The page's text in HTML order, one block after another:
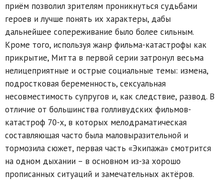
приём позволил зрителям проникнуться судьбами
героев и лучше понять их характеры, дабы
дальнейшее сопереживание было более сильным.
Кроме того, используя жанр фильма-катастрофы как
прикрытие, Митта в первой серии затронул весьма
нелицеприятные и острые социальные темы: измена,
подростковая беременность, сексуальная
несовместимость супругов и, как следствие, развод. В
отличие от большинства голливудских фильмов-
катастроф 70-х, в которых мелодраматическая
составляющая часто была маловыразительной и
тормозила сюжет, первая часть «Экипажа» смотрится
на одном дыхании – в основном из-за хорошо
прописанных ситуаций и замечательных актёров.